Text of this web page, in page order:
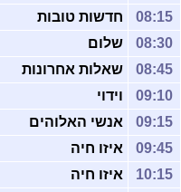
08:15
חדשות טובות
08:30
שלום
08:45
שאלות אחרונות
09:10
וידוי
09:15
אנשי האלוהים
09:45
איזו חיה
10:15
איזו חיה